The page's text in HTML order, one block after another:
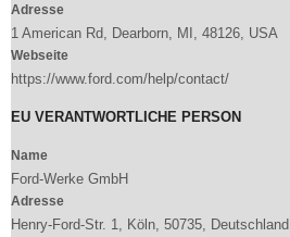
Adresse
1 American Rd, Dearborn, MI, 48126, USA
Webseite
https://www.ford.com/help/contact/
EU VERANTWORTLICHE PERSON
Name
Ford-Werke GmbH
Adresse
Henry-Ford-Str. 1, Köln, 50735, Deutschland